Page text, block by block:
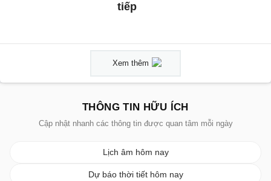
tiếp
Xem thêm
THÔNG TIN HỮU ÍCH
Cập nhật nhanh các thông tin được quan tâm mỗi ngày
Lịch âm hôm nay
Dự báo thời tiết hôm nay